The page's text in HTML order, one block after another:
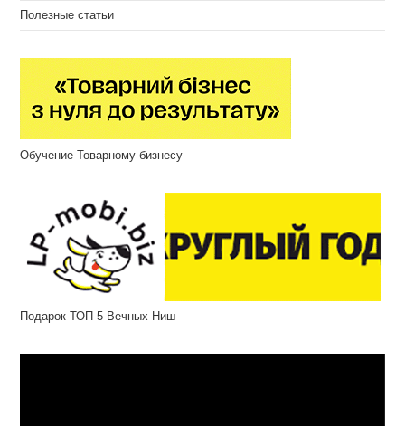
Полезные статьи
Обучение Товарному бизнесу
Подарок ТОП 5 Вечных Ниш